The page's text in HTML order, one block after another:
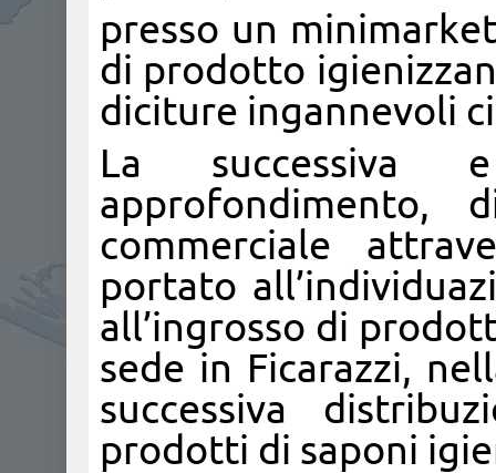
presso un
di prodotto
diciture ingannevoli
La successiva
commerciale
portato
all’ingrosso di
sede in Ficarazzi,
successiva
prodotti di saponi